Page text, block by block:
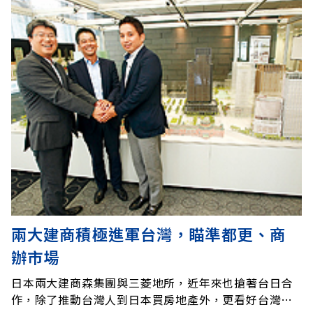
兩大建商積極進軍台灣，瞄準都更、商
辦市場
日本兩大建商森集團與三菱地所，近年來也搶著台日合
作，除了推動台灣人到日本買房地產外，更看好台灣人